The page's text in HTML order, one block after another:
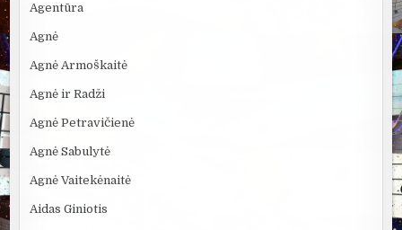
Agentūra
Agnė
Agnė Armoškaitė
Agnė ir Radži
Agnė Petravičienė
Agnė Sabulytė
Agnė Vaitekėnaitė
Aidas Giniotis